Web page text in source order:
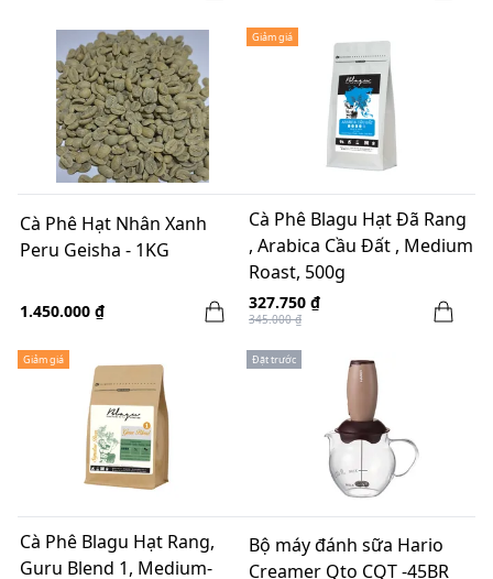
Cà Phê Hạt Nhân Xanh
Peru Geisha - 1KG
1.450.000 ₫
Giảm giá
Cà Phê Blagu Hạt Đã Rang
, Arabica Cầu Đất , Medium
Roast, 500g
327.750 ₫
345.000 ₫
Giảm giá
Cà Phê Blagu Hạt Rang,
Guru Blend 1, Medium-
Đặt trước
Bộ máy đánh sữa Hario
Creamer Qto CQT -45BR